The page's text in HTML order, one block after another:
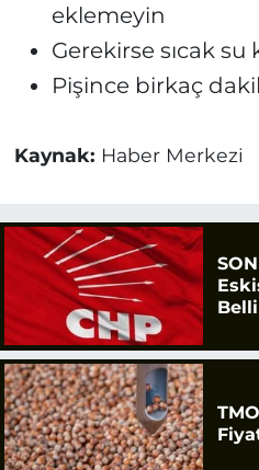
eklemeyin
Gerekirse sıcak su
Pişince birkaç
Kaynak: Haber Merkezi